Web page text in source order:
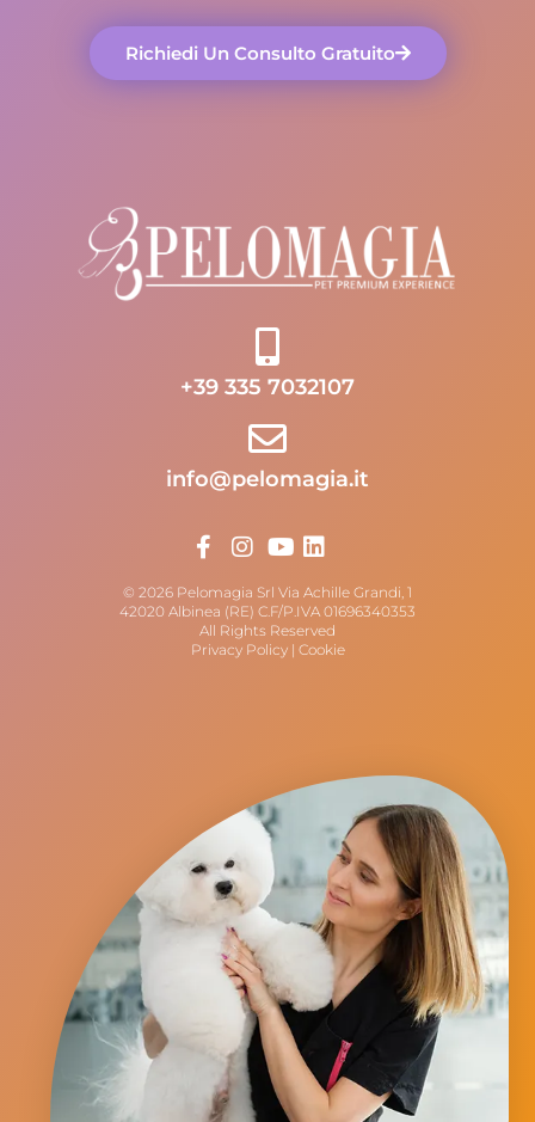
Richiedi Un Consulto Gratuito
+39 335 7032107
info@pelomagia.it
© 2026 Pelomagia Srl Via Achille Grandi, 1
42020 Albinea (RE) C.F/P.IVA 01696340353
All Rights Reserved
Privacy Policy| Cookie